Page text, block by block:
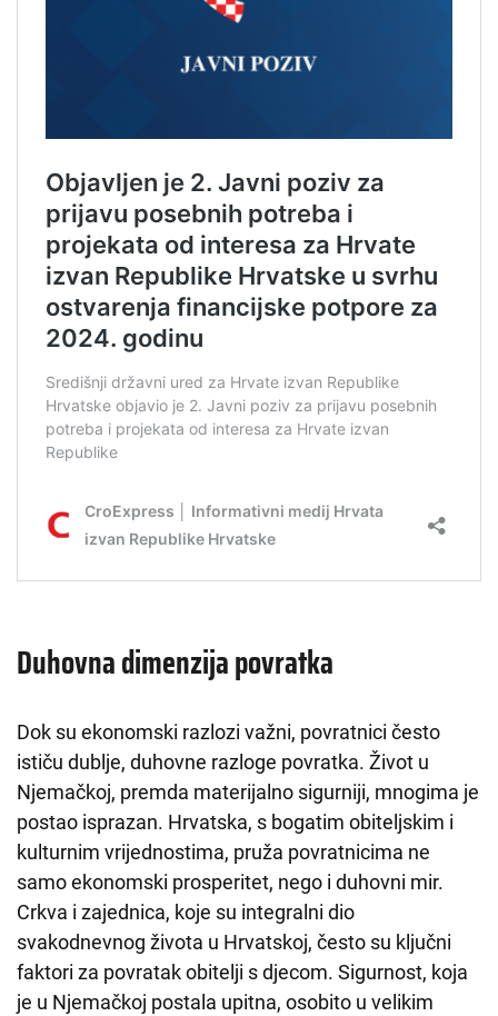
Duhovna dimenzija povratka
Dok su ekonomski razlozi važni, povratnici često
ističu dublje, duhovne razloge povratka. Život u
Njemačkoj, premda materijalno sigurniji, mnogima je
postao isprazan. Hrvatska, s bogatim obiteljskim i
kulturnim vrijednostima, pruža povratnicima ne
samo ekonomski prosperitet, nego i duhovni mir.
Crkva i zajednica, koje su integralni dio
svakodnevnog života u Hrvatskoj, često su ključni
faktori za povratak obitelji s djecom. Sigurnost, koja
je u Njemačkoj postala upitna, osobito u velikim